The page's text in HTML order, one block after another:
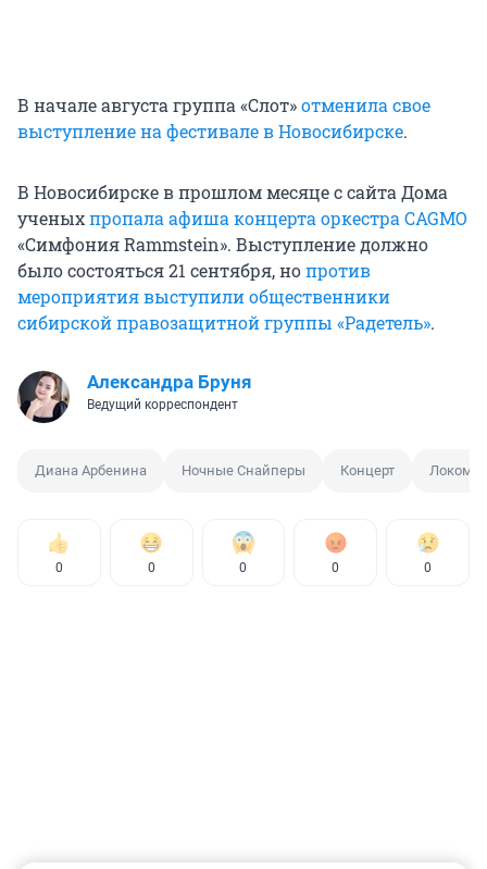
В начале августа группа «Слот»отменила свое
выступление на фестивале в Новосибирске.
В Новосибирске в прошлом месяце с сайта Дома
ученыхпропала афиша концерта оркестра CAGMO
«Симфония Rammstein». Выступление должно
было состояться 21 сентября, нопротив
мероприятия выступили общественники
сибирской правозащитной группы «Радетель».
Александра Бруня
Ведущий корреспондент
Диана Арбенина Ночные Снайперы Концерт
0 0 0 0 0